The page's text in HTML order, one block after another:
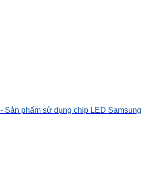
- Sản phẩm sử dụng chip LED Samsung